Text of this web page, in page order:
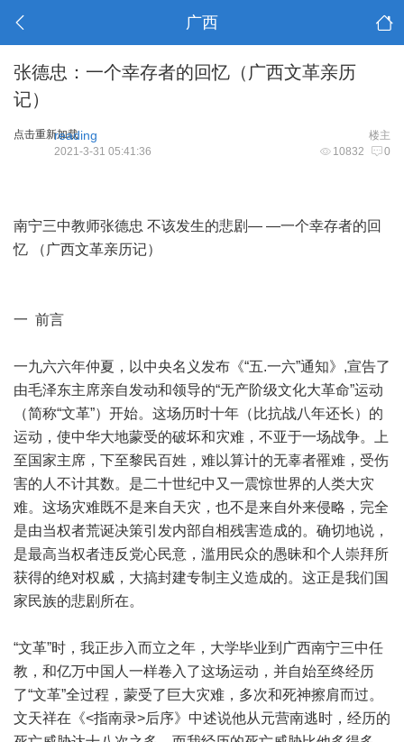
广西
张德忠：一个幸存者的回忆（广西文革亲历
记）
点击重新加载 楼主
reading
10832 0
2021-3-31 05:41:36
南宁三中教师张德忠 不该发生的悲剧— —一个幸存者的回
忆 （广西文革亲历记）
一 前言
一九六六年仲夏，以中央名义发布《“五.一六”通知》,宣告了
由毛泽东主席亲自发动和领导的“无产阶级文化大革命”运动
（简称“文革”）开始。这场历时十年（比抗战八年还长）的
运动，使中华大地蒙受的破坏和灾难，不亚于一场战争。上
至国家主席，下至黎民百姓，难以算计的无辜者罹难，受伤
害的人不计其数。是二十世纪中又一震惊世界的人类大灾
难。这场灾难既不是来自天灾，也不是来自外来侵略，完全
是由当权者荒诞决策引发内部自相残害造成的。确切地说，
是最高当权者违反党心民意，滥用民众的愚昧和个人崇拜所
获得的绝对权威，大搞封建专制主义造成的。这正是我们国
家民族的悲剧所在。
“文革”时，我正步入而立之年，大学毕业到广西南宁三中任
教，和亿万中国人一样卷入了这场运动，并自始至终经历
了“文革”全过程，蒙受了巨大灾难，多次和死神擦肩而过。
文天祥在《<指南录>后序》中述说他从元营南逃时，经历的